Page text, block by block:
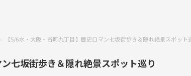
【5/6水・大阪・谷町九丁目】歴史ロマン七坂街歩き＆隠れ絶景スポッ
七坂街歩き＆隠れ絶景スポット巡り